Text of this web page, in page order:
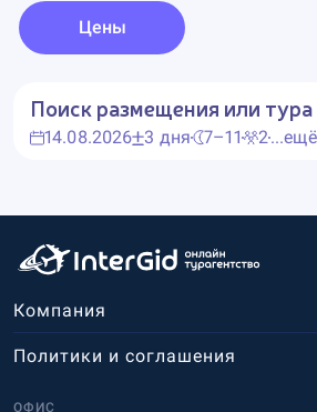
Цены
Поиск размещения или тура
14.08.2026 3 дня 7–11 2
Компания
ОФИС
Политики и соглашения